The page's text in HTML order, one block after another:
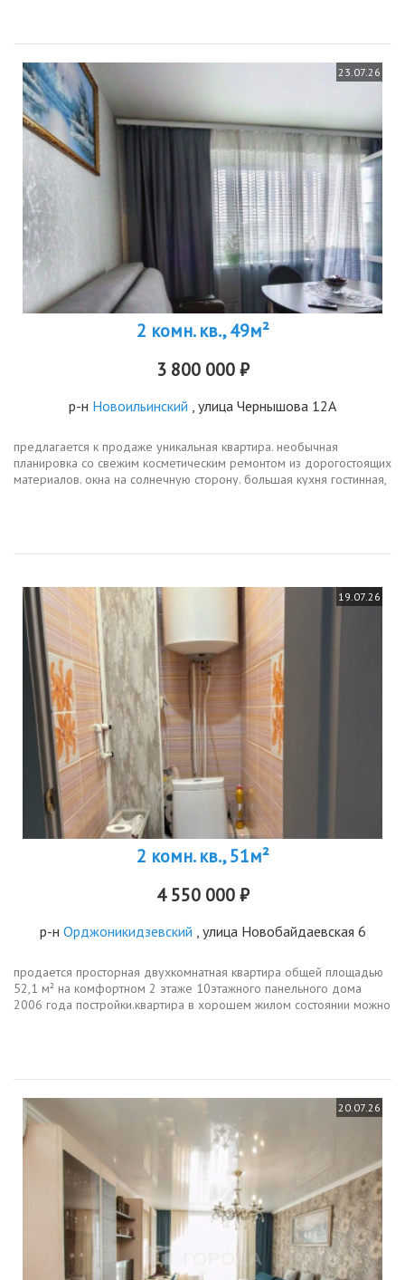
23.07.26
2 комн. кв., 49м²
3 800 000 ₽
р-н Новоильинский , улица Чернышова 12А
предлагается к продаже уникальная квартира. необычная
планировка со свежим косметическим ремонтом из дорогостоящих
материалов. окна на солнечную сторону. большая кухня гостинная,
19.07.26
2 комн. кв., 51м²
4 550 000 ₽
р-н Орджоникидзевский , улица Новобайдаевская 6
продается просторная двухкомнатная квартира общей площадью
52,1 м² на комфортном 2 этаже 10этажного панельного дома
2006 года постройки.квартира в хорошем жилом состоянии можно
20.07.26